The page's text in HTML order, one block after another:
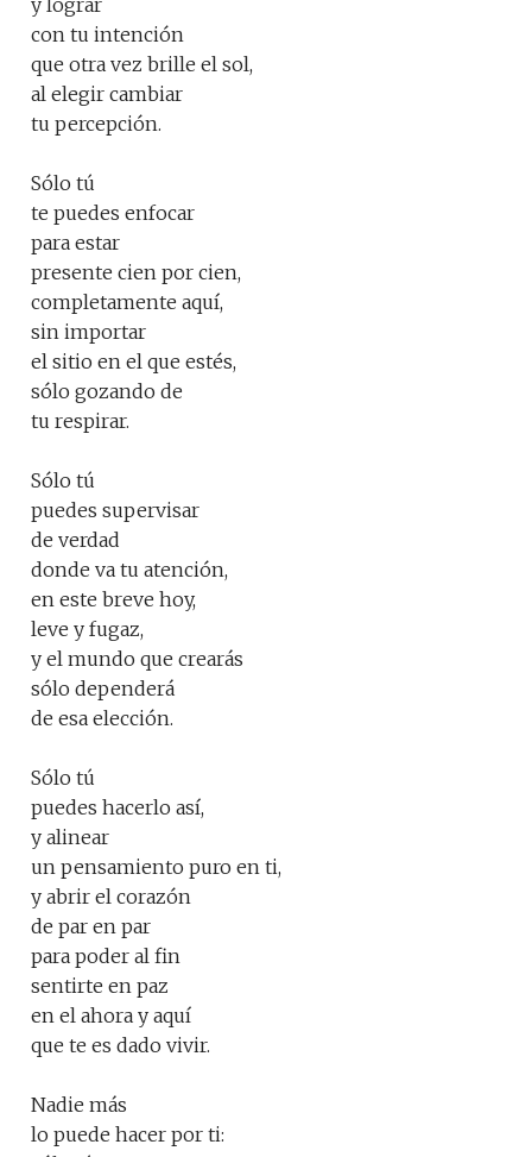
y lograr
con tu intención
que otra vez brille el sol,
al elegir cambiar
tu percepción.
Sólo tú
te puedes enfocar
para estar
presente cien por cien,
completamente aquí,
sin importar
el sitio en el que estés,
sólo gozando de
tu respirar.
Sólo tú
puedes supervisar
de verdad
donde va tu atención,
en este breve hoy,
leve y fugaz,
y el mundo que crearás
sólo dependerá
de esa elección.
Sólo tú
puedes hacerlo así,
y alinear
un pensamiento puro en ti,
y abrir el corazón
de par en par
para poder al fin
sentirte en paz
en el ahora y aquí
que te es dado vivir.
Nadie más
lo puede hacer por ti: